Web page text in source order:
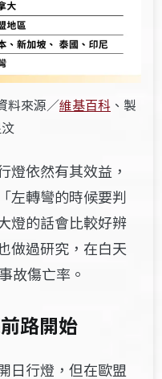
料來源／維基百科 、製
燈依然有其效益，
左轉彎的時候要判
燈的話會比較好辨
做過研究，在白天
故傷亡率。
路開始
日行燈，但在歐盟